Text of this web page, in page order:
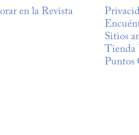
en la Revista
Sitios